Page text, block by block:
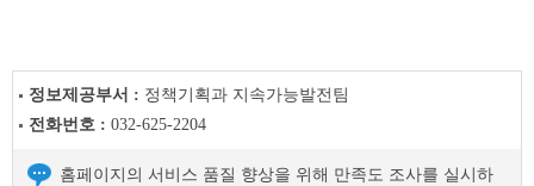
정보제공부서 : 정책기획과 지속가능발전팀
전화번호 : 032-625-2204
홈페이지의 서비스 품질 향상을 위해 만족도 조사를 실시하